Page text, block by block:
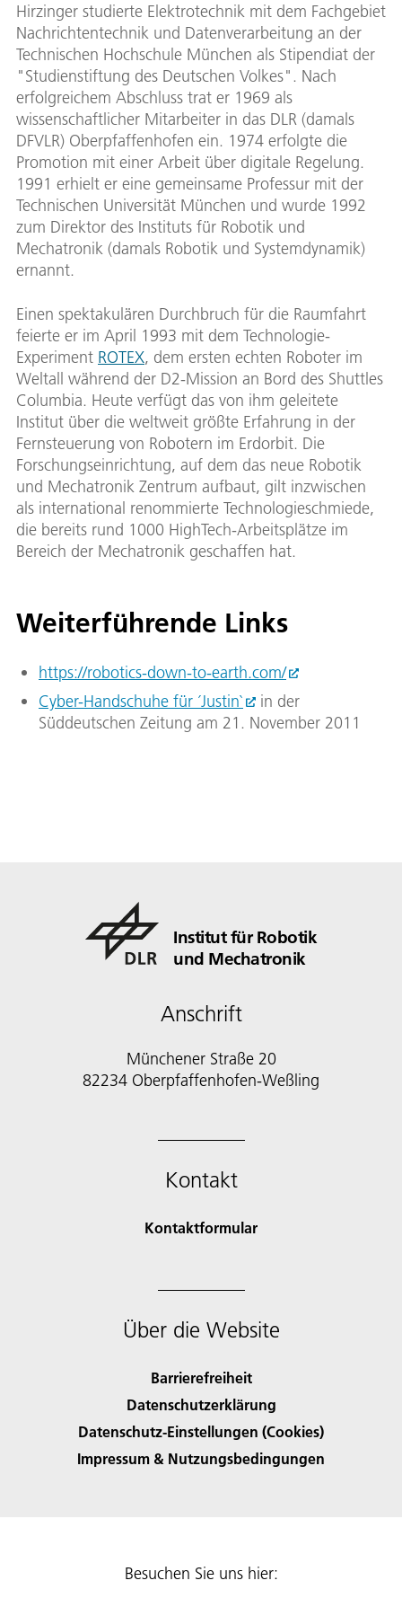
Hirzinger studierte Elektrotechnik mit dem Fachgebiet
Nachrichtentechnik und Datenverarbeitung an der
Technischen Hochschule München als Stipendiat der
"Studienstiftung des Deutschen Volkes". Nach
erfolgreichem Abschluss trat er 1969 als
wissenschaftlicher Mitarbeiter in das DLR (damals
DFVLR) Oberpfaffenhofen ein. 1974 erfolgte die
Promotion mit einer Arbeit über digitale Regelung.
1991 erhielt er eine gemeinsame Professur mit der
Technischen Universität München und wurde 1992
zum Direktor des Instituts für Robotik und
Mechatronik (damals Robotik und Systemdynamik)
ernannt.
Einen spektakulären Durchbruch für die Raumfahrt
feierte er im April 1993 mit dem Technologie-
Experiment ROTEX, dem ersten echten Roboter im
Weltall während der D2-Mission an Bord des Shuttles
Columbia. Heute verfügt das von ihm geleitete
Institut über die weltweit größte Erfahrung in der
Fernsteuerung von Robotern im Erdorbit. Die
Forschungseinrichtung, auf dem das neue Robotik
und Mechatronik Zentrum aufbaut, gilt inzwischen
als international renommierte Technologieschmiede,
die bereits rund 1000 HighTech-Arbeitsplätze im
Bereich der Mechatronik geschaffen hat.
Weiterführende Links
https://robotics-down-to-earth.com/
Cyber-Handschuhe für ´Justin`
in der
Süddeutschen Zeitung am 21. November 2011
Institut für Robotik
und Mechatronik
Anschrift
Münchener Straße 20
82234 Oberpfaffenhofen-Weßling
Kontakt
Kontaktformular
Über die Website
Barrierefreiheit
Datenschutzerklärung
Datenschutz-Einstellungen (Cookies)
Impressum & Nutzungsbedingungen
Besuchen Sie uns hier: